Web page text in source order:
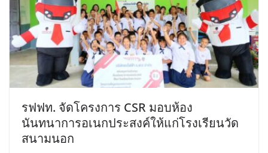
รฟฟท. จัดโครงการ CSR มอบห้อง
นันทนาการอเนกประสงค์ให้แก่โรงเรียนวัด
สนามนอก